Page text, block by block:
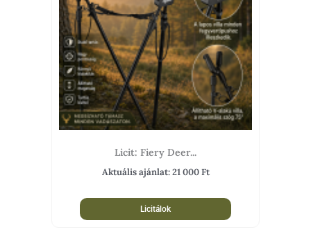
Licit: Fiery Deer...
Aktuális ajánlat:21 000Ft
Licitálok